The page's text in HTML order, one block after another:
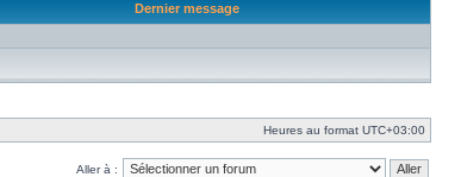
Dernier message
Heures au format UTC+03:00
Aller à :